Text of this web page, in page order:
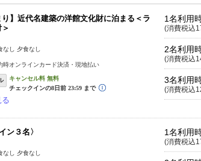
り】近代名建築の洋館文化財に泊まる＜ラ
なし 夕食なし
時オンラインカード決済・現地払い
1名利用
(消費税込
2名利用
(消費税込
3名利用
(消費税込
ン３名〉
なし 夕食なし
1名利用
(消費税込